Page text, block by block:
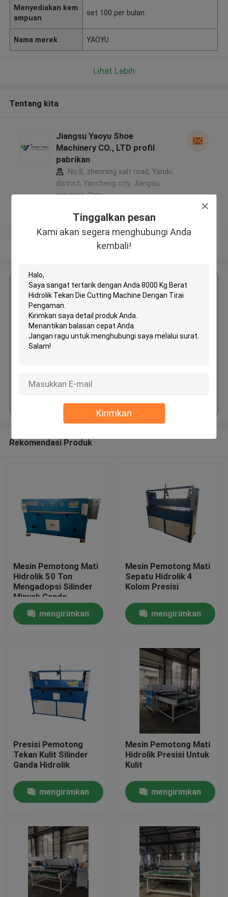
Tinggalkan pesan
Kami akan segera menghubungi Anda
kembali!
Kirimkan
Rumah
Tentang kami
Tur Pabrik
Hubungi kami
Permintaan Penawaran
Mesin Pemotong Mati Hidrolik
Mesin Cut Cut Die Hidrolik
Mesin Cutting Swing Arm
Menyediakan kem
ampuan
set 100 per bulan
Nama merek YAOYU
Lihat Lebih
Tentang kita
Jiangsu Yaoyu Shoe
Machinery CO., LTD profil
pabrikan
No.8, zhenning salt road, Yandu
district, Yancheng city, Jiangsu
province ,Cina
Diverifikasi pemasok
Lihat Lebih
Dapatkan Harga Terbaik untuk
8000 Kg Berat Hidrolik Tekan
Die Cutting Machine Dengan
Tirai Pengaman
Rekomendasi Produk
Mesin Pemotong Mati
Hidrolik 50 Ton
Mengadopsi Silinder
Minyak Ganda
mengirimkan
Mesin Pemotong Mati
Sepatu Hidrolik 4
Kolom Presisi
mengirimkan
Presisi Pemotong
Tekan Kulit Silinder
Ganda Hidrolik
mengirimkan
Mesin Pemotong Mati
Hidrolik Presisi Untuk
Kulit
mengirimkan